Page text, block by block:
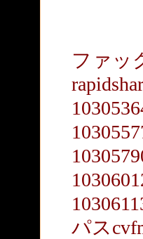
ファッ
パス